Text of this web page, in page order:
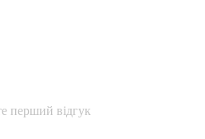
перший відгук